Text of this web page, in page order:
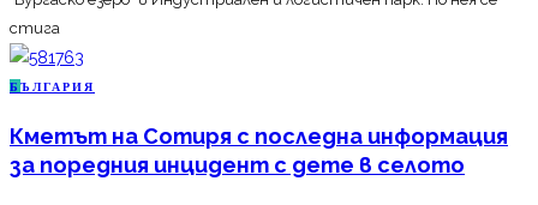
стига
Б ЪЛГАРИЯ
Кметът на Сотиря с последна информация
за поредния инцидент с дете в селото